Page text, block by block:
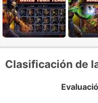
Clasificación de